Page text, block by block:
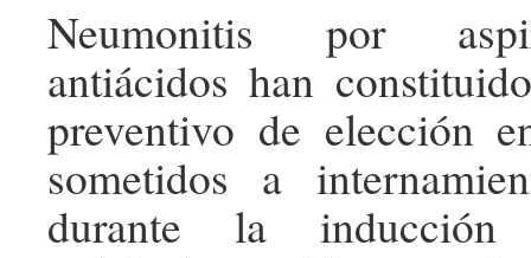
Neumonitis por
antiácidos han
preventivo de elección
sometidos a
durante la inducción